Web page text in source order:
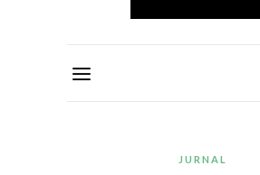
JURNAL